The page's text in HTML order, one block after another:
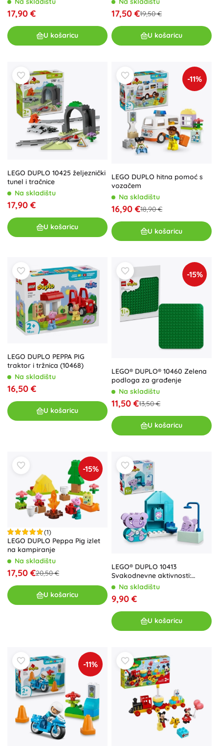
17,90 €
U košaricu
17,50 €19,50 €
U košaricu
LEGO DUPLO 10425 željeznički
tunel i tračnice
Na skladištu
17,90 €
U košaricu
-11%
LEGO DUPLO hitna pomoć s
vozačem
Na skladištu
16,90 €18,90 €
U košaricu
LEGO DUPLO PEPPA PIG
traktor i tržnica (10468)
Na skladištu
16,50 €
U košaricu
-15%
LEGO® DUPLO® 10460 Zelena
podloga za građenje
Na skladištu
11,50 €13,50 €
U košaricu
-15%
(1)
LEGO DUPLO Peppa Pig izlet
na kampiranje
Na skladištu
17,50 €20,50 €
U košaricu
LEGO® DUPLO 10413
Svakodnevne aktivnosti:
Kupanje
Na skladištu
9,90 €
U košaricu
-11%